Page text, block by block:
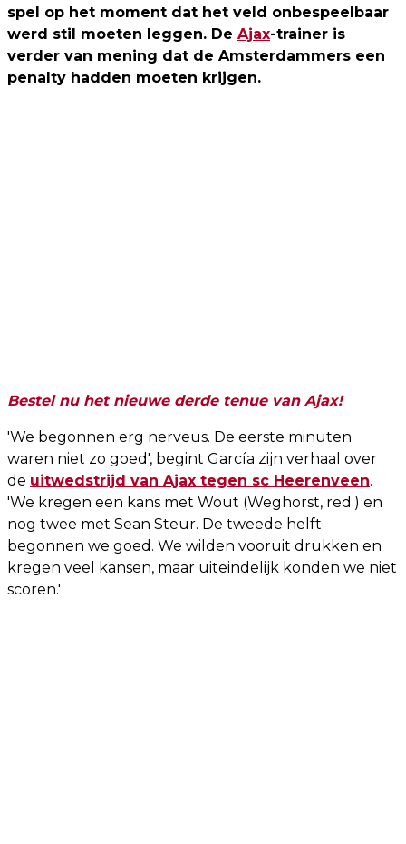
spel op het moment dat het veld onbespeelbaar
werd stil moeten leggen. De Ajax-trainer is
verder van mening dat de Amsterdammers een
penalty hadden moeten krijgen.
Bestel nu het nieuwe derde tenue van Ajax!
'We begonnen erg nerveus. De eerste minuten
waren niet zo goed', begint García zijn verhaal over
de uitwedstrijd van Ajax tegen sc Heerenveen.
'We kregen een kans met Wout (Weghorst, red.) en
nog twee met Sean Steur. De tweede helft
begonnen we goed. We wilden vooruit drukken en
kregen veel kansen, maar uiteindelijk konden we niet
scoren.'